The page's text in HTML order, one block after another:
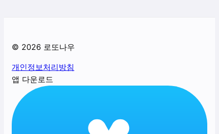
© 2026 로또나우
개인정보처리방침
앱 다운로드